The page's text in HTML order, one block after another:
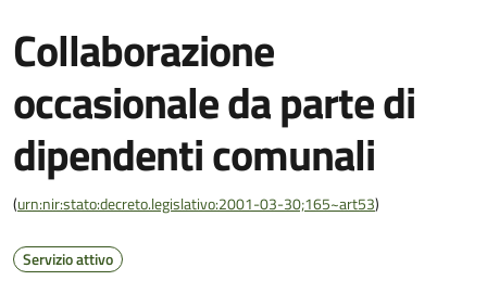
Collaborazione
occasionale da parte di
dipendenti comunali
(urn:nir:stato:decreto.legislativo:2001-03-30;165~art53)
Servizio attivo